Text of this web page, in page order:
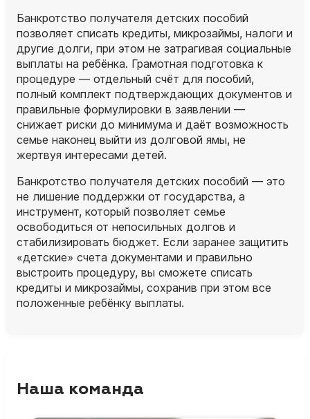
Банкротство получателя детских пособий
позволяет списать кредиты, микрозаймы, налоги и
другие долги, при этом не затрагивая социальные
выплаты на ребёнка. Грамотная подготовка к
процедуре — отдельный счёт для пособий,
полный комплект подтверждающих документов и
правильные формулировки в заявлении —
снижает риски до минимума и даёт возможность
семье наконец выйти из долговой ямы, не
жертвуя интересами детей.
Банкротство получателя детских пособий — это
не лишение поддержки от государства, а
инструмент, который позволяет семье
освободиться от непосильных долгов и
стабилизировать бюджет. Если заранее защитить
«детские» счета документами и правильно
выстроить процедуру, вы сможете списать
кредиты и микрозаймы, сохранив при этом все
положенные ребёнку выплаты.
Наша команда